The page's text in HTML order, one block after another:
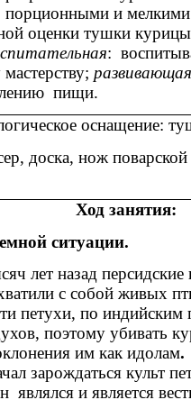
и мелкими
оценки тушки
:
развивающая
пищи.
оснащение:
доска, нож поварской
ситуации.
лет назад персидские
с собой живых
петухи, по
поэтому убивать
им как идолам.
зарождаться культ
являлся и является